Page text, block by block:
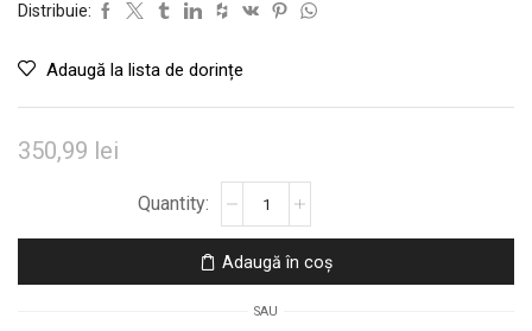
Distribuie:
Adaugă la lista de dorințe
350,99 lei
din
PE
Adaugă în coș
SAU